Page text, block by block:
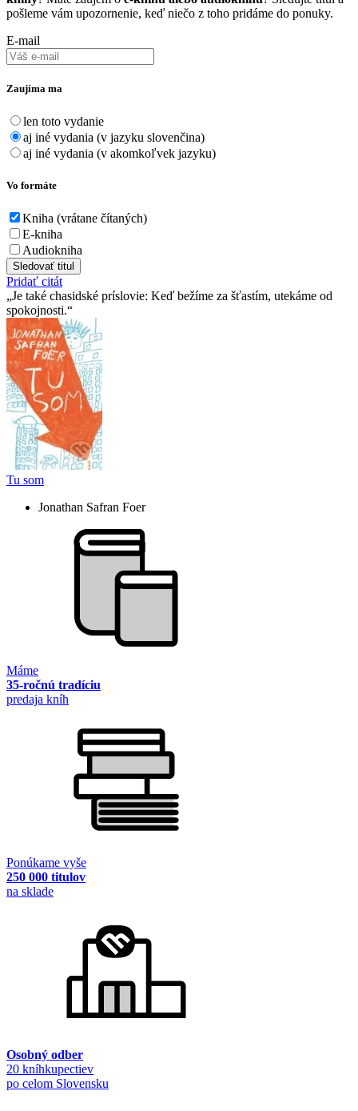
pošleme vám upozornenie, keď niečo z toho pridáme do ponuky.
E-mail
Zaujíma ma
len toto vydanie
aj iné vydania (v jazyku slovenčina)
aj iné vydania (v akomkoľvek jazyku)
Vo formáte
Kniha (vrátane čítaných)
E-kniha
Audiokniha
Sledovať titul
Pridať citát
Je také chasidské príslovie: Keď bežíme za šťastím, utekáme od
spokojnosti.
Tu som
Jonathan Safran Foer
Máme
35-ročnú tradíciu
predaja kníh
Ponúkame vyše
250 000 titulov
na sklade
Osobný odber
20 kníhkupectiev
po celom Slovensku